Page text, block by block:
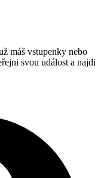
máš vstupenky nebo
svou událost a najdi